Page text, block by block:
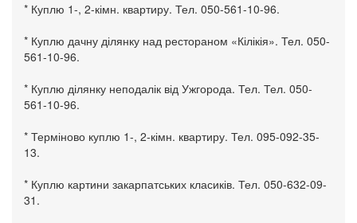
* Куплю 1-, 2-кімн. квартиру. Тел. 050-561-10-96.
* Куплю дачну ділянку над рестораном «Кілікія». Тел. 050-
561-10-96.
* Куплю ділянку неподалік від Ужгорода. Тел. Тел. 050-
561-10-96.
* Терміново куплю 1-, 2-кімн. квартиру. Тел. 095-092-35-
13.
* Куплю картини закарпатських класиків. Тел. 050-632-09-
31.